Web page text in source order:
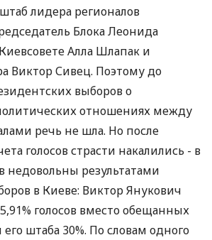
лидера регионалов
Блока Леонида
Алла Шлапак и
Виктор Сивец. Поэтому до
выборов о
отношениях между
речь не шла. Но после
голосов страсти накалились - в
недовольны результатами
в Киеве: Виктор Янукович
голосов вместо обещанных
штаба 30%. По словам одного